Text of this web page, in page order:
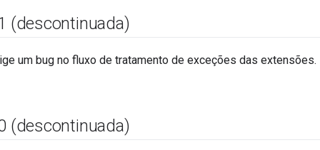
(descontinuada)
um bug no fluxo de tratamento de exceções das extensões.
(descontinuada)